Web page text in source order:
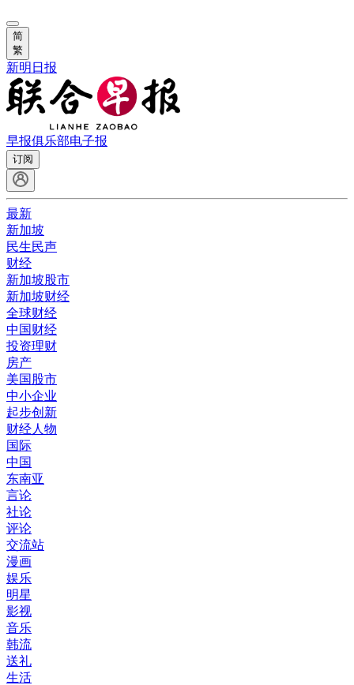
简
繁
新明日报
早报俱乐部电子报
订阅
最新
新加坡
民生民声
财经
新加坡股市
新加坡财经
全球财经
中国财经
投资理财
房产
美国股市
中小企业
起步创新
财经人物
国际
中国
东南亚
言论
社论
评论
交流站
漫画
娱乐
明星
影视
音乐
韩流
送礼
生活